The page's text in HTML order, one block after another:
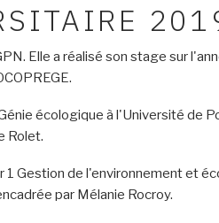
Elle a réalisé son stage sur
écologique à l'Université de
Rolet.
1 Gestion de l'environnement et
par Mélanie Rocroy.